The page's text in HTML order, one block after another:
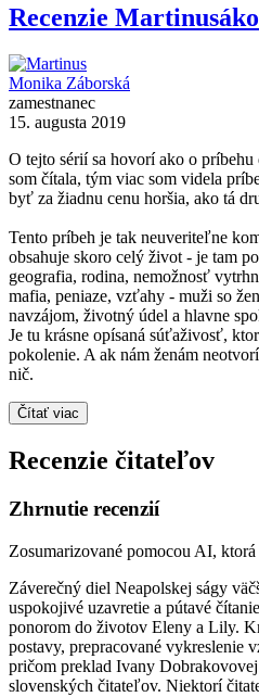
Recenzie
Monika Záborská
zamestnanec
15. augusta 2019
O tejto sérií sa hovorí ako o
som čítala, tým viac som videla
byť za žiadnu cenu horšia, ako tá
Tento príbeh je tak neuveriteľne
obsahuje skoro celý život - je tam
geografia, rodina, nemožnosť
mafia, peniaze, vzťahy - muži so
navzájom, životný údel a hlavne
Je tu krásne opísaná súťaživosť,
pokolenie. A ak nám ženám
nič.
Čítať viac
Recenzie čitateľov
Zhrnutie recenzií
Zosumarizované pomocou AI,
Záverečný diel Neapolskej ságy
uspokojivé uzavretie a pútavé
ponorom do životov Eleny a Lily.
postavy, prepracované vykreslenie
pričom preklad Ivany
slovenských čitateľov. Niektorí